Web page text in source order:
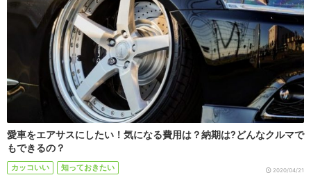
愛車をエアサスにしたい！気になる費用は？納期は?どんなクルマで
もできるの？
カッコいい 知っておきたい 2020/04/21